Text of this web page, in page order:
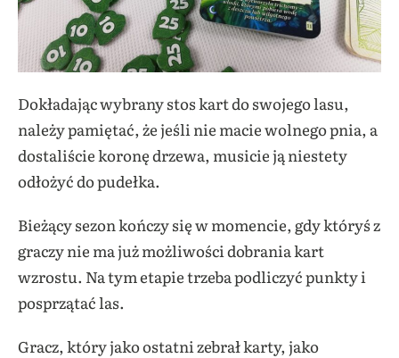
Dokładając wybrany stos kart do swojego lasu,
należy pamiętać, że jeśli nie macie wolnego pnia, a
dostaliście koronę drzewa, musicie ją niestety
odłożyć do pudełka.
Bieżący sezon kończy się w momencie, gdy któryś z
graczy nie ma już możliwości dobrania kart
wzrostu. Na tym etapie trzeba podliczyć punkty i
posprzątać las.
Gracz, który jako ostatni zebrał karty, jako